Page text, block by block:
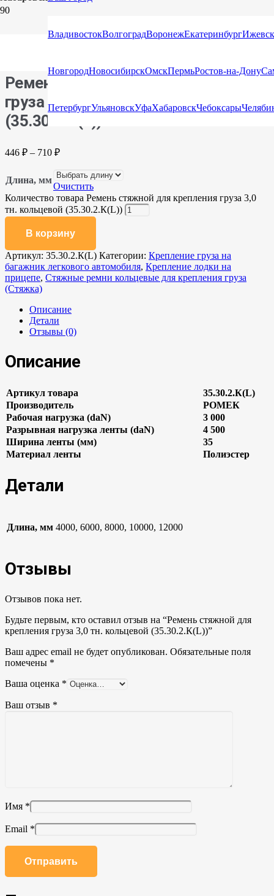
ВладивостокВолгоградВоронежЕкатеринбургИжевск
НовгородНовосибирскОмскПермьРостов-на-Дону
ПетербургУльяновскУфаХабаровскЧебоксары
Каталог/Стяжные ремни/Стяжные ремни
Ремень стяжной для крепления
груза 3,0 тн. кольцевой
(35.30.2.К(L))
446 ₽ – 710 ₽
Длина, мм
Очистить
Количество товара Ремень стяжной для крепления груза 3,0
тн. кольцевой (35.30.2.К(L))
В корзину
Артикул: 35.30.2.К(L) Категории: Крепление груза на
багажник легкового автомобиля, Крепление лодки на
прицепе, Стяжные ремни кольцевые для крепления груза
(Стяжка)
Описание
Детали
Отзывы (0)
Описание
Артикул товара
35.30.2.К(L)
Производитель
РОМЕК
Рабочая нагрузка (daN)
3 000
Разрывная нагрузка ленты (daN)
4 500
Ширина ленты (мм)
35
Материал ленты
Полиэстер
Детали
Длина, мм 4000, 6000, 8000, 10000, 12000
Отзывы
Отзывов пока нет.
Будьте первым, кто оставил отзыв на “Ремень стяжной для
крепления груза 3,0 тн. кольцевой (35.30.2.К(L))”
Ваш адрес email не будет опубликован. Обязательные поля
помечены *
Ваша оценка *
Ваш отзыв *
Имя *
Email *